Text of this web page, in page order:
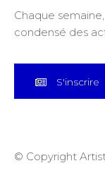
Chaque
condensé des
S'inscrire
© Copyright